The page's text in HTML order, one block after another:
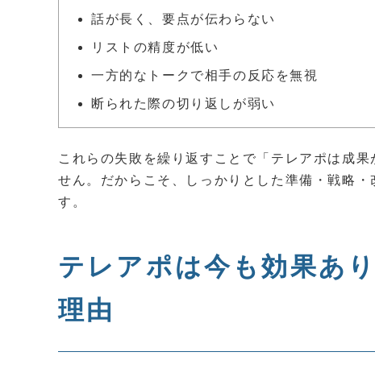
話が長く、要点が伝わらない
リストの精度が低い
一方的なトークで相手の反応を無視
断られた際の切り返しが弱い
これらの失敗を繰り返すことで「テレアポは成
せん。だからこそ、しっかりとした準備・戦略
す。
テレアポは今も効果あ
理由